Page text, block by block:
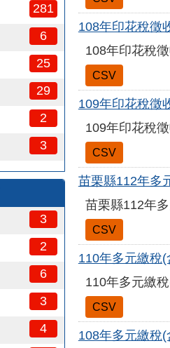
281
6
25
29
2
3
3
2
6
3
4
108年印花稅徵
108年印花稅
CSV
109年印花稅徵
109年印花稅
CSV
苗栗縣112年多
苗栗縣112年
CSV
110年多元繳稅
110年多元繳
CSV
108年多元繳稅